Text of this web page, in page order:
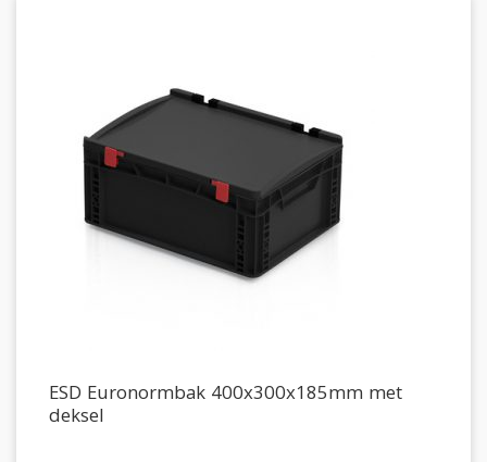
ESD Euronormbak 400x300x185mm met
deksel